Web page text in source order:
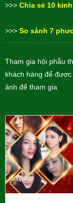
>>> Chia sẻ 10
>>> So sánh 7
Tham gia hội phẫu
khách hàng để
ảnh để tham gia